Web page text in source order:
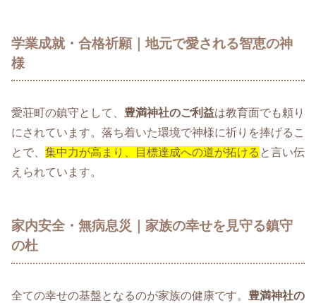
学業成就・合格祈願｜地元で愛される智恵の神
様
愛荘町の鎮守として、 豊満神社のご利益は教育面でも頼り
にされています。落ち着いた環境で神様に祈りを捧げるこ
とで、 集中力が高まり、目標達成への道が拓ける と言い伝
えられています。
家内安全・無病息災｜家族の幸せを見守る鎮守
の杜
全ての幸せの基盤となるのが家族の健康です。 豊満神社の